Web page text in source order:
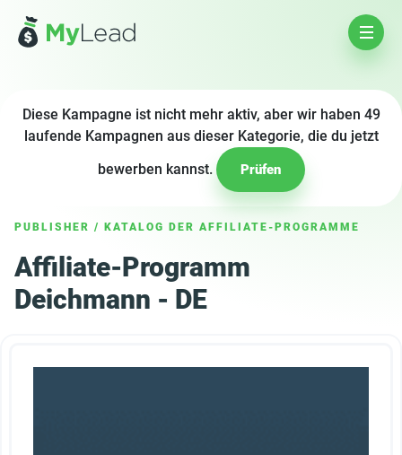
Diese Kampagne ist nicht mehr aktiv, aber wir haben 49
laufende Kampagnen aus dieser Kategorie, die du jetzt
bewerben kannst.
Prüfen
PUBLISHER / KATALOG DER AFFILIATE-PROGRAMME
Affiliate-Programm
Deichmann - DE